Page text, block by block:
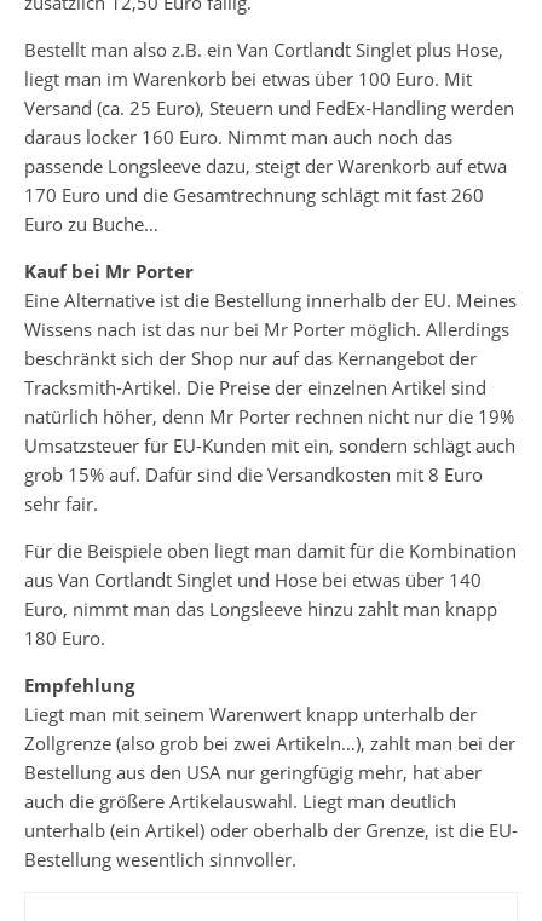
Bestellt man also z.B. ein Van Cortlandt Singlet plus Hose,
liegt man im Warenkorb bei etwas über 100 Euro. Mit
Versand (ca. 25 Euro), Steuern und FedEx-Handling werden
daraus locker 160 Euro. Nimmt man auch noch das
passende Longsleeve dazu, steigt der Warenkorb auf etwa
170 Euro und die Gesamtrechnung schlägt mit fast 260
Euro zu Buche…
Kauf bei Mr Porter
Eine Alternative ist die Bestellung innerhalb der EU. Meines
Wissens nach ist das nur bei Mr Porter möglich. Allerdings
beschränkt sich der Shop nur auf das Kernangebot der
Tracksmith-Artikel. Die Preise der einzelnen Artikel sind
natürlich höher, denn Mr Porter rechnen nicht nur die 19%
Umsatzsteuer für EU-Kunden mit ein, sondern schlägt auch
grob 15% auf. Dafür sind die Versandkosten mit 8 Euro
sehr fair.
Für die Beispiele oben liegt man damit für die Kombination
aus Van Cortlandt Singlet und Hose bei etwas über 140
Euro, nimmt man das Longsleeve hinzu zahlt man knapp
180 Euro.
Empfehlung
Liegt man mit seinem Warenwert knapp unterhalb der
Zollgrenze (also grob bei zwei Artikeln…), zahlt man bei der
Bestellung aus den USA nur geringfügig mehr, hat aber
auch die größere Artikelauswahl. Liegt man deutlich
unterhalb (ein Artikel) oder oberhalb der Grenze, ist die EU-
Bestellung wesentlich sinnvoller.